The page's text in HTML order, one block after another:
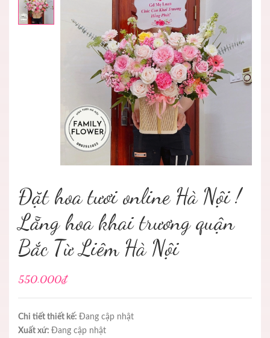
Đặt hoa tươi online Hà Nội !
Lẵng hoa khai trương quận
Bắc Từ Liêm Hà Nội
550.000₫
Chi tiết thiết kế: Đang cập nhật
Xuất xứ: Đang cập nhật